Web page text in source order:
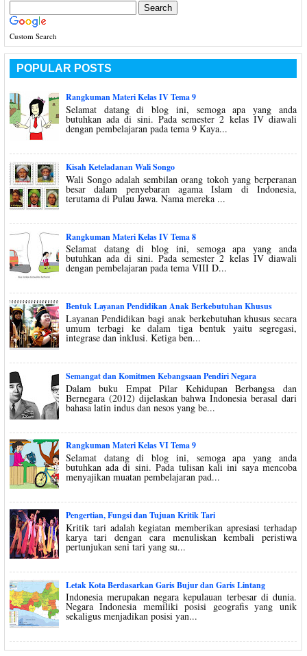
Custom Search
POPULAR POSTS
Rangkuman Materi Kelas IV Tema 9
Selamat datang di blog ini, semoga apa yang anda
butuhkan ada di sini. Pada semester 2 kelas IV diawali
dengan pembelajaran pada tema 9 Kaya...
Kisah Keteladanan Wali Songo
Wali Songo adalah sembilan orang tokoh yang berperanan
besar dalam penyebaran agama Islam di Indonesia,
terutama di Pulau Jawa. Nama mereka ...
Rangkuman Materi Kelas IV Tema 8
Selamat datang di blog ini, semoga apa yang anda
butuhkan ada di sini. Pada semester 2 kelas IV diawali
dengan pembelajaran pada tema VIII D...
Bentuk Layanan Pendidikan Anak Berkebutuhan Khusus
Layanan Pendidikan bagi anak berkebutuhan khusus secara
umum terbagi ke dalam tiga bentuk yaitu segregasi,
integrase dan inklusi. Ketiga ben...
Semangat dan Komitmen Kebangsaan Pendiri Negara
Dalam buku Empat Pilar Kehidupan Berbangsa dan
Bernegara (2012) dijelaskan bahwa Indonesia berasal dari
bahasa latin indus dan nesos yang be...
Rangkuman Materi Kelas VI Tema 9
Selamat datang di blog ini, semoga apa yang anda
butuhkan ada di sini. Pada tulisan kali ini saya mencoba
menyajikan muatan pembelajaran pad...
Pengertian, Fungsi dan Tujuan Kritik Tari
Kritik tari adalah kegiatan memberikan apresiasi terhadap
karya tari dengan cara menuliskan kembali peristiwa
pertunjukan seni tari yang su...
Letak Kota Berdasarkan Garis Bujur dan Garis Lintang
Indonesia merupakan negara kepulauan terbesar di dunia.
Negara Indonesia memiliki posisi geografis yang unik
sekaligus menjadikan posisi yan...